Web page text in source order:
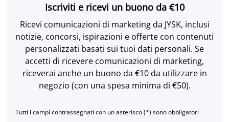
Iscriviti e ricevi un buono da €10
Ricevi comunicazioni di marketing da JYSK, inclusi
notizie, concorsi, ispirazioni e offerte con contenuti
personalizzati basati sui tuoi dati personali. Se
accetti di ricevere comunicazioni di marketing,
riceverai anche un buono da €10 da utilizzare in
negozio (con una spesa minima di €50).
Tutti i campi contrassegnati con un asterisco (*) sono obbligatori